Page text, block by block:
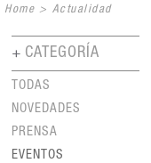
Home > Actualidad
CATEGORÍA
TODAS
NOVEDADES
PRENSA
EVENTOS